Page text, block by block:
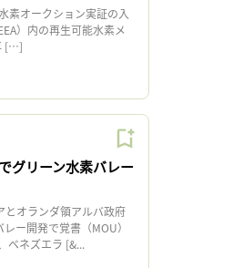
素オークション実証の入
）内の再生可能水素メ
[…]
グリーン水素バレー
とオランダ領アルバ政府
ー開発で覚書（MOU）
ベネズエラ [&...